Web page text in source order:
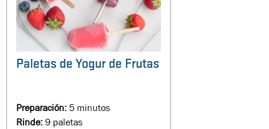
Paletas de Yogur de Frutas
Preparación:5 minutos
Rinde:9 paletas